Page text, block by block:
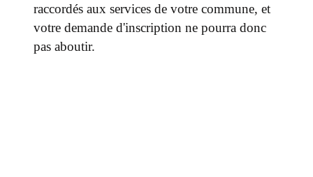
raccordés aux services de votre commune, et
votre demande d'inscription ne pourra donc
pas aboutir.